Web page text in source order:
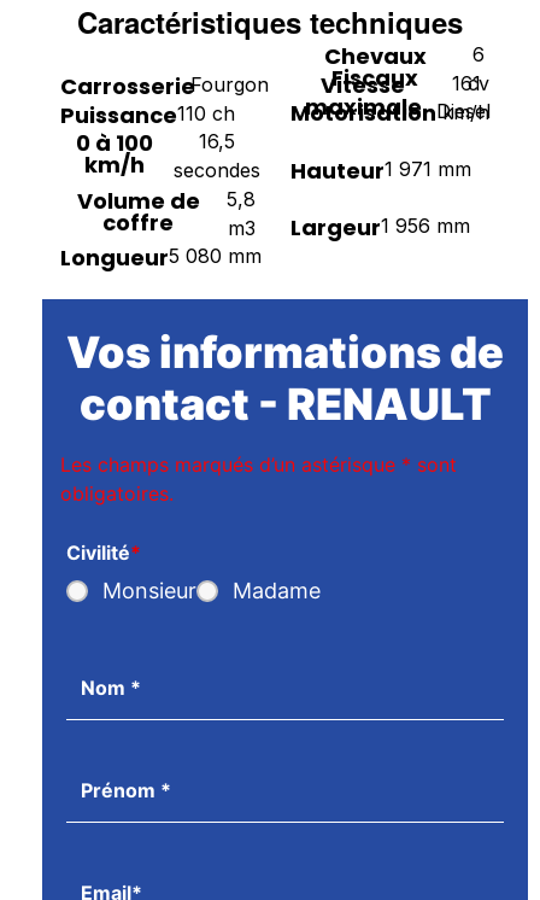
Caractéristiques techniques
CarrosserieFourgon
Chevaux
Fiscaux
6
cv
Puissance110 ch
Vitesse
maximale
161
km/h
0 à 100
km/h
16,5
secondes
MotorisationDiesel
Volume de
coffre
5,8
m3
Hauteur1 971 mm
Longueur5 080 mm
Largeur1 956 mm
Vos informations de
contact - RENAULT
Les champs marqués d’un astérisque * sont
obligatoires.
Civilité*
Monsieur Madame